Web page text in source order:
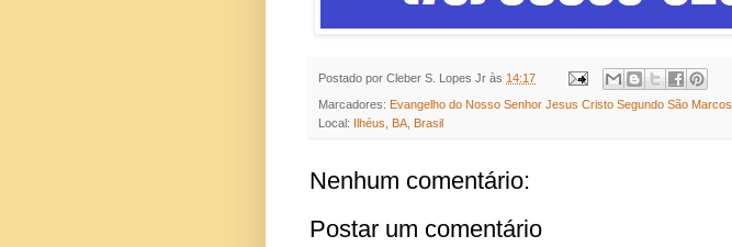
Postado por Cleber S. Lopes Jr às 14:17
Marcadores: Evangelho do Nosso Senhor Jesus Cristo Segundo São Marcos
Local: Ilhéus, BA, Brasil
Nenhum comentário:
Postar um comentário